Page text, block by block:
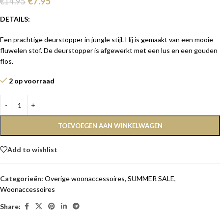
DETAILS:
Een prachtige deurstopper in jungle stijl. Hij is gemaakt van een mooie
fluwelen stof. De deurstopper is afgewerkt met een lus en een gouden
flos.
2 op voorraad
TOEVOEGEN AAN WINKELWAGEN
Add to wishlist
Categorieën: Overige woonaccessoires, SUMMER SALE,
Woonaccessoires
Share: